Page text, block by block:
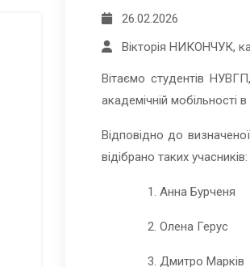
26.02.2026
Вікторія НИКОНЧУК,
Вітаємо студентів
академічній мобільності
Відповідно до
відібрано таких учасників:
Анна Бурченя
Олена Герус
Дмитро Марків